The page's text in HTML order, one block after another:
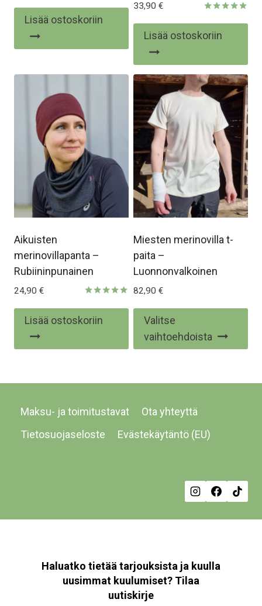
5.00
Lisää ostoskoriin
5.00
33,90 €
Lisää ostoskoriin
Aikuisten
merinovillapanta –
Rubiininpunainen
5.00
24,90 €
Lisää ostoskoriin
Miesten merinovilla t-
paita –
Luonnonvalkoinen
82,90 €
Valitse
vaihtoehdoista
on
Maksu- ja toimitustavat
Ota yhteyttä
Tietosuojaseloste
Evästekäytäntö (EU)
Haluatko tietää tarjouksista ja kuulla
uusimmat kuulumiset? Tilaa
uutiskirje